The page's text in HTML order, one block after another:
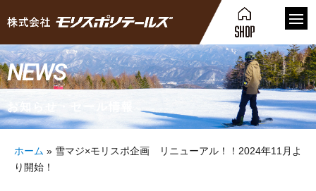
NEWS
お知らせ・セール情報
ホーム » 雪マジ×モリスポ企画 リニューアル！！2024年11月よ
り開始！